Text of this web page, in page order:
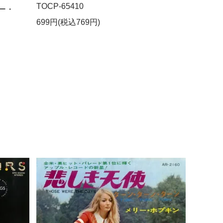
・
TOCP-65410
699円(税込769円)